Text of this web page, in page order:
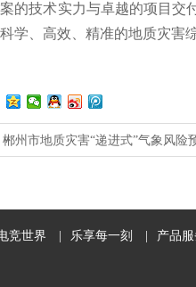
的技术实力与卓越的项目交
学、高效、精准的地质灾害
郴州市地质灾害“递进式”气象风险
竞世界 乐享每一刻 产品服